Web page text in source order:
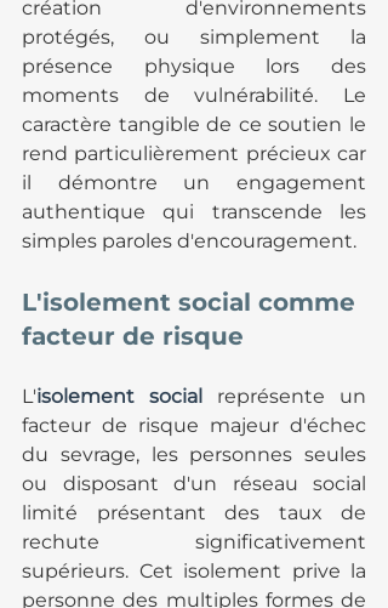
création d'environnements
protégés, ou simplement la
présence physique lors des
moments de vulnérabilité. Le
caractère tangible de ce soutien le
rend particulièrement précieux car
il démontre un engagement
authentique qui transcende les
simples paroles d'encouragement.
L'isolement social comme
facteur de risque
L'isolement social représente un
facteur de risque majeur d'échec
du sevrage, les personnes seules
ou disposant d'un réseau social
limité présentant des taux de
rechute significativement
supérieurs. Cet isolement prive la
personne des multiples formes de